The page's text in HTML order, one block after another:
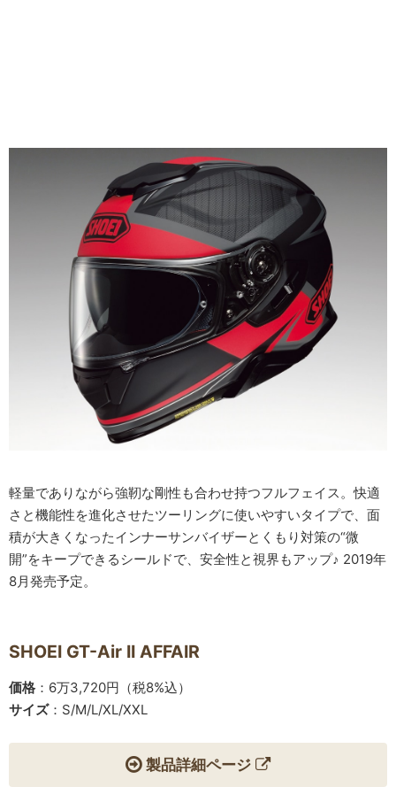
軽量でありながら強靭な剛性も合わせ持つフルフェイス。快適
さと機能性を進化させたツーリングに使いやすいタイプで、面
積が大きくなったインナーサンバイザーとくもり対策の“微
開”をキープできるシールドで、安全性と視界もアップ♪ 2019年
8月発売予定。
SHOEI GT-Air II AFFAIR
価格 ：6万3,720円（税8%込）
サイズ：S/M/L/XL/XXL
製品詳細ページ